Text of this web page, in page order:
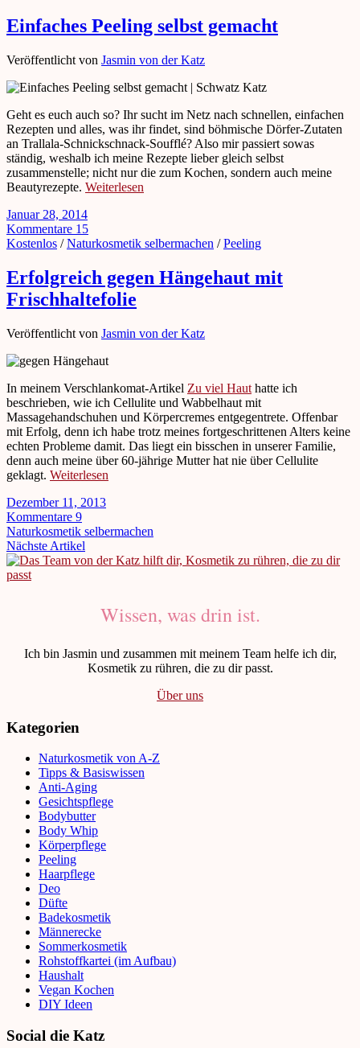
Einfaches Peeling selbst gemacht
Veröffentlicht von Jasmin von der Katz
Geht es euch auch so? Ihr sucht im Netz nach schnellen, einfachen
Rezepten und alles, was ihr findet, sind böhmische Dörfer-Zutaten
an Trallala-Schnickschnack-Soufflé? Also mir passiert sowas
ständig, weshalb ich meine Rezepte lieber gleich selbst
zusammenstelle; nicht nur die zum Kochen, sondern auch meine
Beautyrezepte. Weiterlesen
Januar 28, 2014
Kommentare 15
Kostenlos /Naturkosmetik selbermachen /Peeling
Erfolgreich gegen Hängehaut mit
Frischhaltefolie
Veröffentlicht von Jasmin von der Katz
In meinem Verschlankomat-Artikel Zu viel Haut hatte ich
beschrieben, wie ich Cellulite und Wabbelhaut mit
Massagehandschuhen und Körpercremes entgegentrete. Offenbar
mit Erfolg, denn ich habe trotz meines fortgeschrittenen Alters keine
echten Probleme damit. Das liegt ein bisschen in unserer Familie,
denn auch meine über 60-jährige Mutter hat nie über Cellulite
geklagt. Weiterlesen
Dezember 11, 2013
Kommentare 9
Naturkosmetik selbermachen
Nächste Artikel
Wissen, was drin ist.
Ich bin Jasmin und zusammen mit meinem Team helfe ich dir,
Kosmetik zu rühren, die zu dir passt.
Über uns
Kategorien
Naturkosmetik von A-Z
Tipps & Basiswissen
Anti-Aging
Gesichtspflege
Bodybutter
Body Whip
Körperpflege
Peeling
Haarpflege
Deo
Düfte
Badekosmetik
Männerecke
Sommerkosmetik
Rohstoffkartei (im Aufbau)
Haushalt
Vegan Kochen
DIY Ideen
Social die Katz